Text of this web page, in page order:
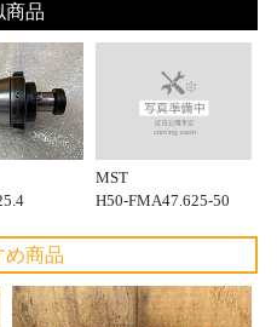
商品
MST
H50-FMA47.625-50
め商品